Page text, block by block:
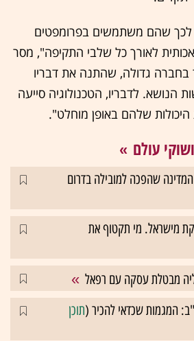
לכך שהם משתמשים בפרומפטים
לאורך כל שלבי התקיפה", מסר
בחברה גדולה, שהתנה את דבריו
הנושא. לדבריו, הטכנולוגיה סייעה
שלהם באופן מוחלט".
עולם
שהפכה למובילה בדרום
מישראל. מי תקטוף את
מבטלת עסקה עם רפאל
המגמות שכדאי להכיר (תוכן